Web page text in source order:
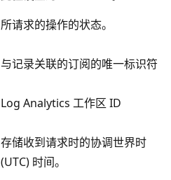
所请求的操作的状态。
与记录关联的订阅的唯一标识符
Log Analytics 工作区 ID
存储收到请求时的协调世界时
(UTC) 时间。